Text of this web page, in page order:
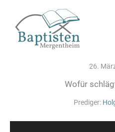
Inhalt
springen
26.
Wofür
Prediger: